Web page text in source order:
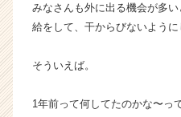
が
届
イ
みなさんも外に出る機会が多
給をして、干からびないように
そういえば。
1年前って何してたのかな〜っ